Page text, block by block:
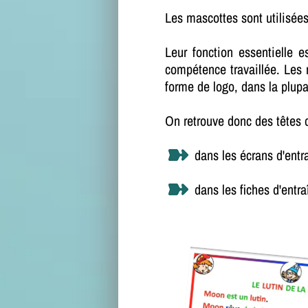
Les mascottes sont
Leur fonction essentielle
compétence travaillée.
forme de logo, dans la
On retrouve donc des têtes
dans les écrans
dans les fiches